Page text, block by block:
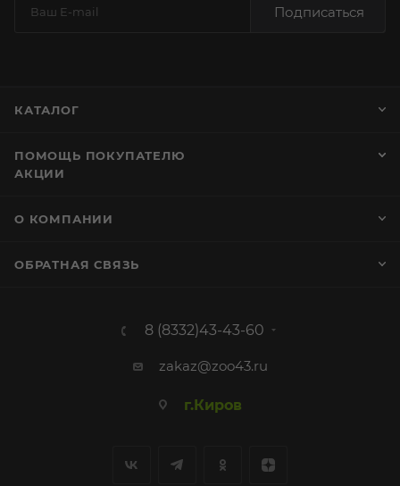
Подписаться
КАТАЛОГ
ПОМОЩЬ ПОКУПАТЕЛЮ
АКЦИИ
О КОМПАНИИ
ОБРАТНАЯ СВЯЗЬ
8 (8332)43-43-60
zakaz@zoo43.ru
г.Киров